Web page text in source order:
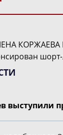
шорт-
выступили